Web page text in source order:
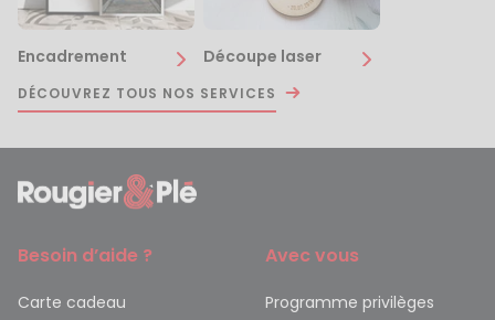
Encadrement Découpe laser
DÉCOUVREZ TOUS NOS SERVICES
Besoin d’aide ?
Carte cadeau
Avec vous
Programme privilèges